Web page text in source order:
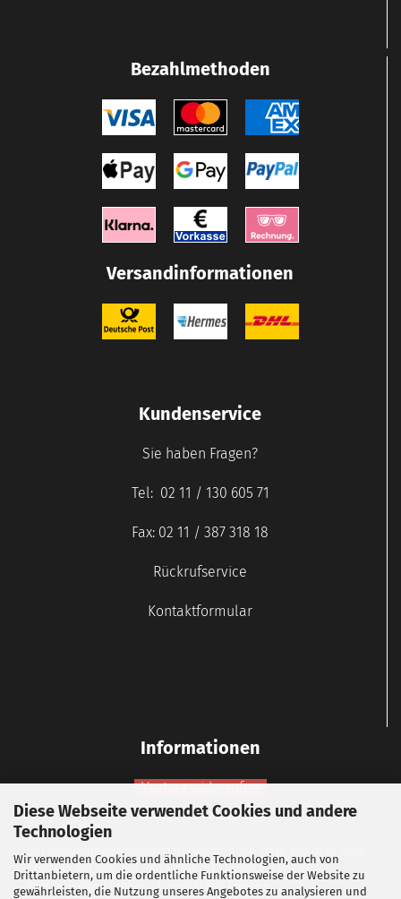
Diese Webseite verwendet Cookies und andere
Technologien
Wir verwenden Cookies und ähnliche Technologien, auch von
Drittanbietern, um die ordentliche Funktionsweise der Website zu
gewährleisten, die Nutzung unseres Angebotes zu analysieren und
Bezahlmethoden
Versandinformationen
Kundenservice
Sie haben Fragen?
Tel: 02 11 / 130 605 71
Fax: 02 11 / 387 318 18
Rückrufservice
Kontaktformular
Informationen
Vertrag widerrufen
Widerrufsbelehrung
Bei individuellen Wünschen nehmen Sie bitte vor dem Kauf
Kontakt mit uns auf, um vorab zu klären, ob wir Ihre
Vorstellungen technisch umsetzen können.